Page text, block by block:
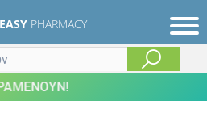
EASY PHARMACY